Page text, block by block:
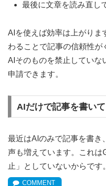
最後に文章を読み直し
AIを使えば効率は上がりま
わることで記事の信頼性
AIそのものを禁止していな
申請できます。
AIだけで記事を書い
最近はAIのみで記事を書き
声も増えています。これは
止」としていないからです。